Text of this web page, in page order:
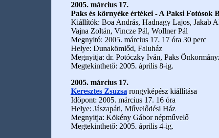
2005. március 17.
Paks és környéke értékei - A Paksi Fotósok
Kiállítók: Boa András, Hadnagy Lajos, Jakab
Vajna Zoltán, Vincze Pál, Wollner Pál
Megnyitó: 2005. március 17. 17 óra 30 perc
Helye: Dunakömlőd, Faluház
Megnyitja: dr. Potóczky Iván, Paks
Megtekinthető: 2005. április 8-ig.
2005. március 17.
Keresztes Zsuzsa rongyképész kiállítása
Időpont: 2005. március 17. 16 óra
Helye: Jászapáti, Művelődési Ház
Megnyitja: Kökény Gábor népművelő
Megtekinthető: 2005. április 4-ig.